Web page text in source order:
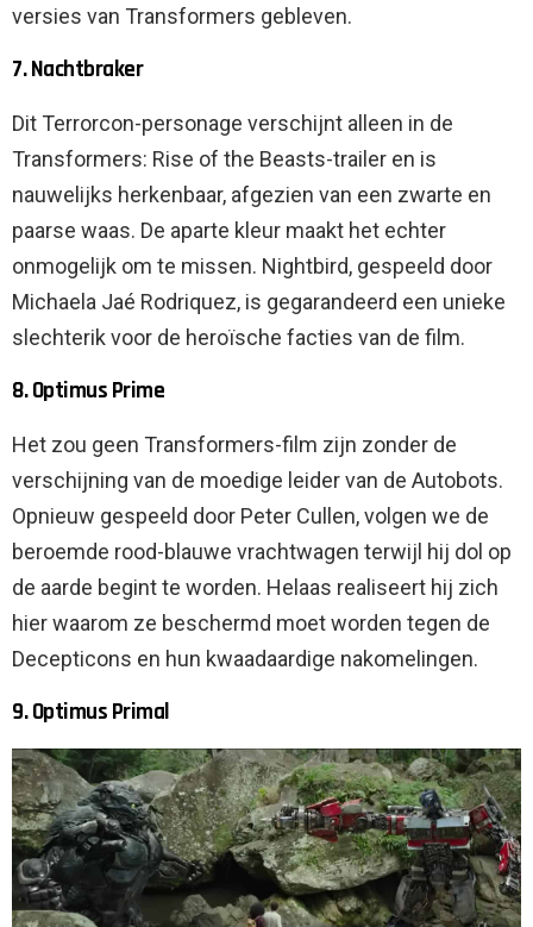
versies van Transformers gebleven.
7. Nachtbraker
Dit Terrorcon-personage verschijnt alleen in de
Transformers: Rise of the Beasts-trailer en is
nauwelijks herkenbaar, afgezien van een zwarte en
paarse waas. De aparte kleur maakt het echter
onmogelijk om te missen. Nightbird, gespeeld door
Michaela Jaé Rodriquez, is gegarandeerd een unieke
slechterik voor de heroïsche facties van de film.
8. Optimus Prime
Het zou geen Transformers-film zijn zonder de
verschijning van de moedige leider van de Autobots.
Opnieuw gespeeld door Peter Cullen, volgen we de
beroemde rood-blauwe vrachtwagen terwijl hij dol op
de aarde begint te worden. Helaas realiseert hij zich
hier waarom ze beschermd moet worden tegen de
Decepticons en hun kwaadaardige nakomelingen.
9. Optimus Primal